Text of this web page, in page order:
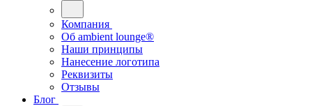
Компания
Oб ambient lounge®
Наши принципы
Нанесение логотипа
Реквизиты
Отзывы
Блог